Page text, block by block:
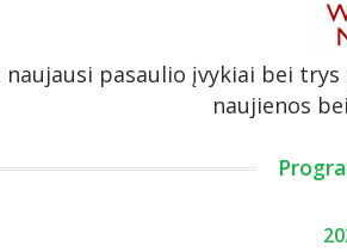
pasaulio įvykiai bei
naujienos